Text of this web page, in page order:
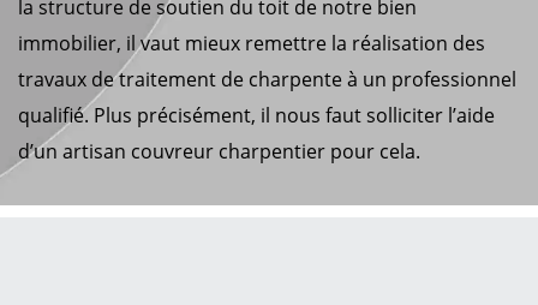
la structure de soutien du toit de notre bien
immobilier, il vaut mieux remettre la réalisation des
travaux de traitement de charpente à un professionnel
qualifié. Plus précisément, il nous faut solliciter l’aide
d’un artisan couvreur charpentier pour cela.